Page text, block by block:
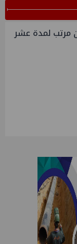
مرتب لمدة عشر